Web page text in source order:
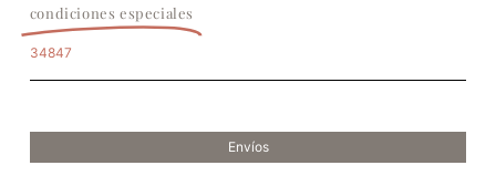
condiciones especiales
34847
Envíos